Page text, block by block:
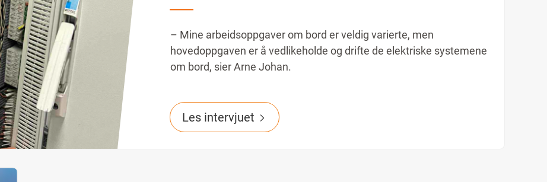
– Mine arbeidsoppgaver om bord er veldig varierte, men
hovedoppgaven er å vedlikeholde og drifte de elektriske systemene
om bord, sier Arne Johan.
Les intervjuet